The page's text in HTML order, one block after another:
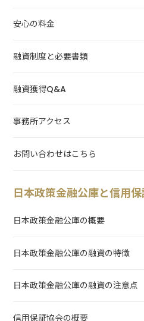
安心の料金
融資制度と必要書類
融資獲得Q&A
事務所アクセス
お問い合わせはこちら
日本政策金融公庫と信用
日本政策金融公庫の概要
日本政策金融公庫の融資の特徴
日本政策金融公庫の融資の注意点
信用保証協会の概要